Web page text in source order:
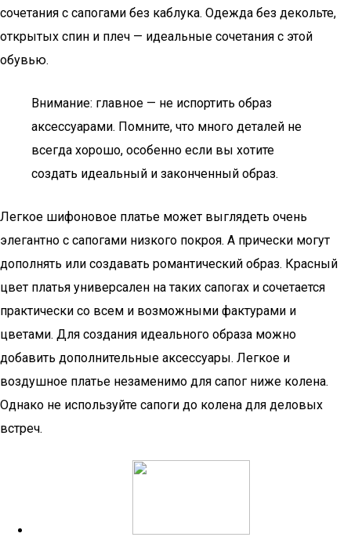
сочетания с сапогами без каблука. Одежда без декольте,
открытых спин и плеч — идеальные сочетания с этой
обувью.
Внимание: главное — не испортить образ
аксессуарами. Помните, что много деталей не
всегда хорошо, особенно если вы хотите
создать идеальный и законченный образ.
Легкое шифоновое платье может выглядеть очень
элегантно с сапогами низкого покроя. А прически могут
дополнять или создавать романтический образ. Красный
цвет платья универсален на таких сапогах и сочетается
практически со всем и возможными фактурами и
цветами. Для создания идеального образа можно
добавить дополнительные аксессуары. Легкое и
воздушное платье незаменимо для сапог ниже колена.
Однако не используйте сапоги до колена для деловых
встреч.